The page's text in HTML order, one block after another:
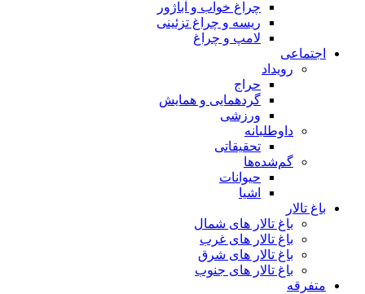
چراغ خواب و آباژور
ریسه و چراغ تزئینی
لامپ و چراغ
اجتماعی
رویداد
حراج
گردهمایی و همایش
ورزشی
داوطلبانه
تحقیقاتی
گم‌شده‌ها
حیوانات
اشیا
باغ تالار
باغ تالار های شمال
باغ تالار های غرب
باغ تالار های شرق
باغ تالار های جنوب
متفرقه